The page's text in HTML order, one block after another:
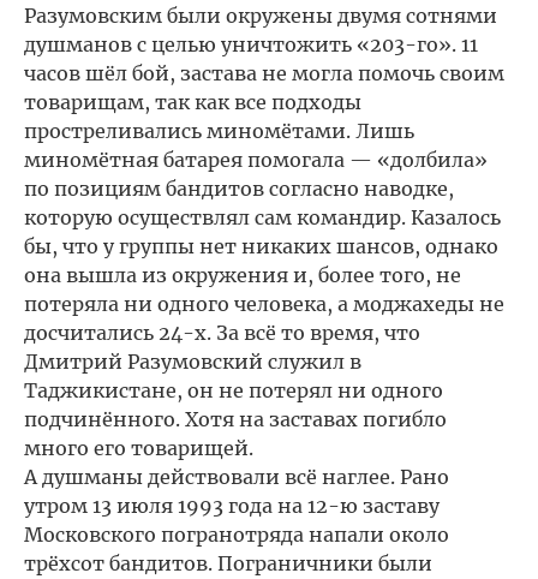
Разумовским были окружены двумя сотнями
душманов с целью уничтожить «203-го». 11
часов шёл бой, застава не могла помочь своим
товарищам, так как все подходы
простреливались миномётами. Лишь
миномётная батарея помогала — «долбила»
по позициям бандитов согласно наводке,
которую осуществлял сам командир. Казалось
бы, что у группы нет никаких шансов, однако
она вышла из окружения и, более того, не
потеряла ни одного человека, а моджахеды не
досчитались 24-х. За всё то время, что
Дмитрий Разумовский служил в
Таджикистане, он не потерял ни одного
подчинённого. Хотя на заставax погибло
много его товарищей.
А душманы действовали всё наглее. Рано
утром 13 июля 1993 года на 12-ю заставу
Московского погранотряда напали около
трёхсот бандитов. Пограничники были